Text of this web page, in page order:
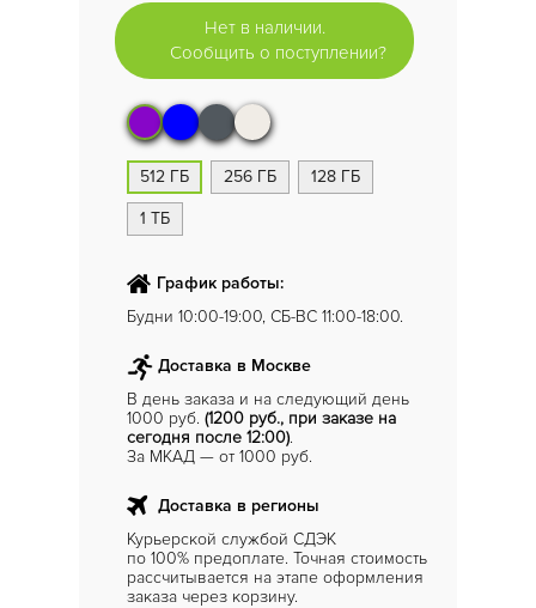
Нет в наличии.
Сообщить о поступлении?
512 ГБ 256 ГБ 128 ГБ
1 ТБ
График работы:
Будни 10:00-19:00, СБ-ВС 11:00-18:00.
Доставка в Москве
В день заказа и на следующий день
1000 руб. (1200 руб., при заказе на
сегодня после 12:00).
За МКАД — от 1000 руб.
Доставка в регионы
Курьерской службой СДЭК
по 100% предоплате. Точная стоимость
рассчитывается на этапе оформления
заказа через корзину.